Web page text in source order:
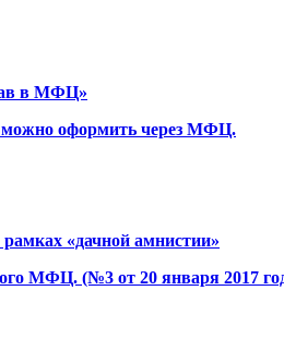
в МФЦ»
можно оформить через МФЦ.
«дачной амнистии»
МФЦ. (№3 от 20 января 2017